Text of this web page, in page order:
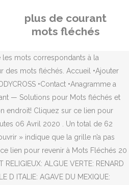
plus de courant
mots fléchés
mots correspondants à la
des mots fléchés. Accueil •Ajouter
•Contact •Anagramme a
— Solutions pour Mots fléchés et
endroit! Cliquez sur ce lien pour
06 Avril 2020 . Un total de 62
» indique que la grille n’a pas
lien pour revenir à Mots Fléchés 20
ALGUE VERTE: RENARD
D ITALIE: AGAVE DU MEXIQUE: